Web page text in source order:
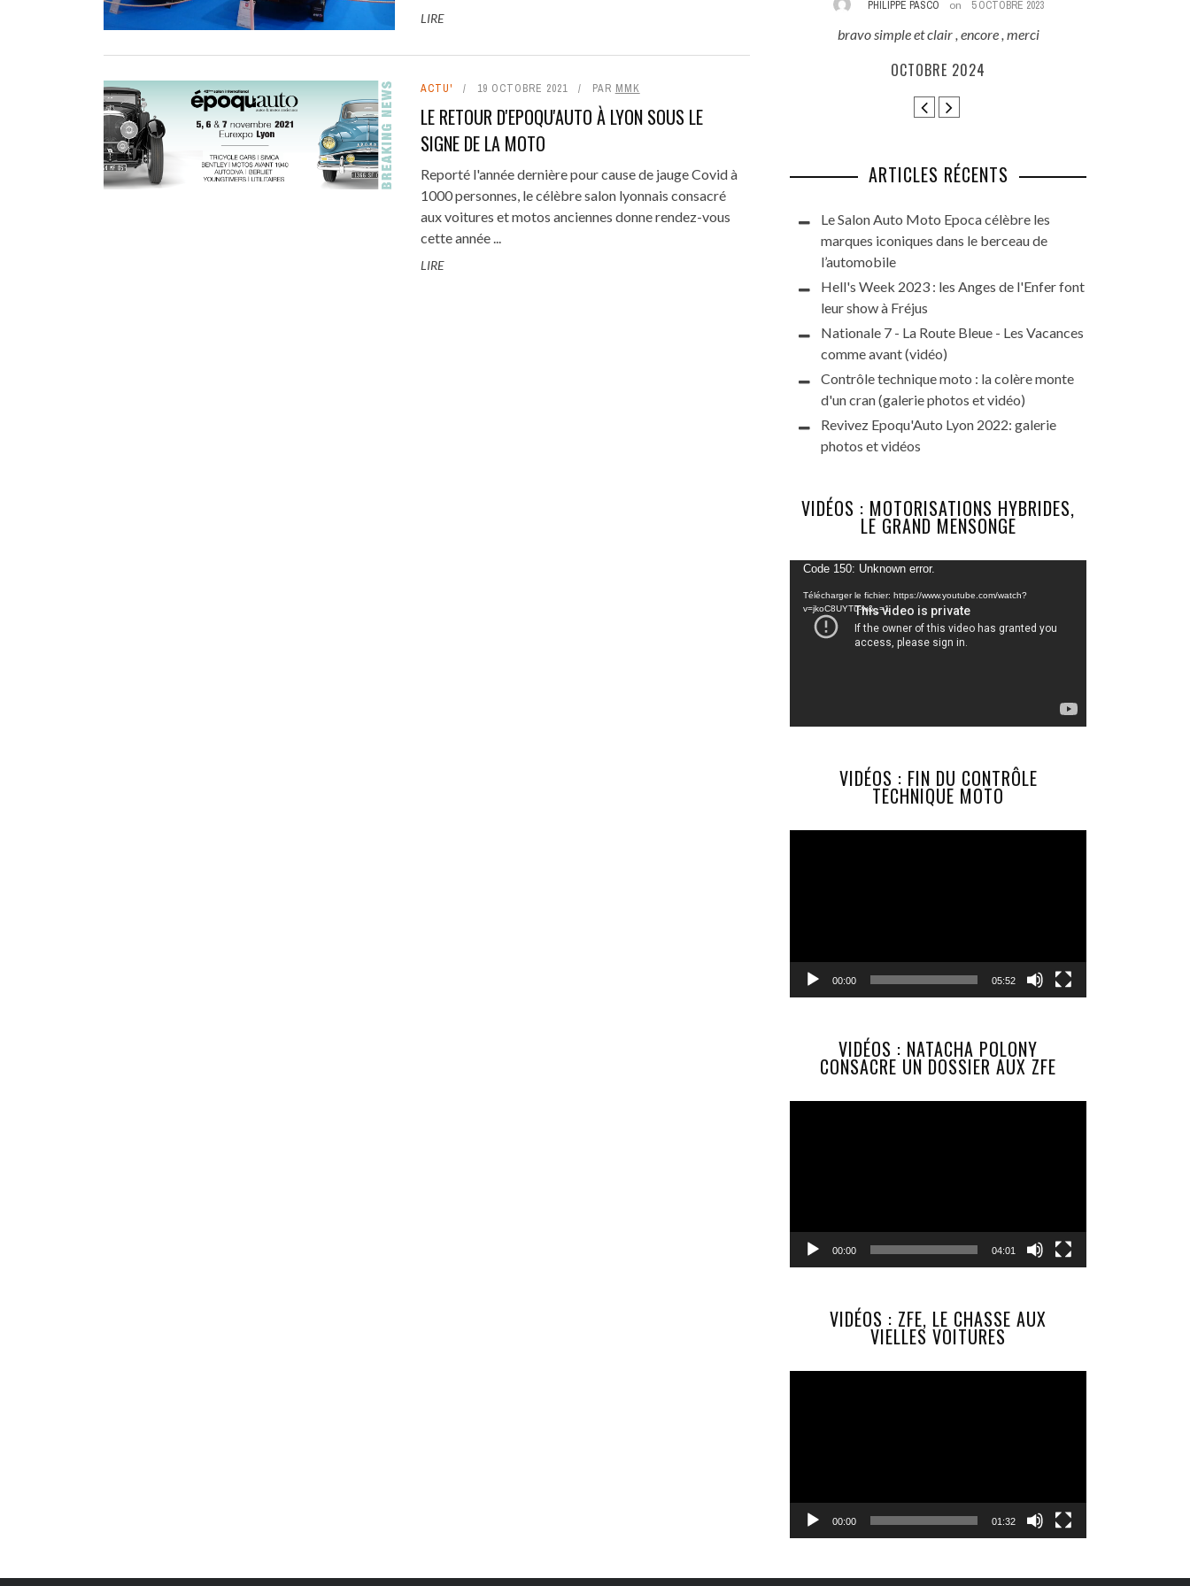
LIRE
ACTU' 19 OCTOBRE 2021 PAR MMK
LE RETOUR D'EPOQU'AUTO À LYON SOUS LE
SIGNE DE LA MOTO
Reporté l'année dernière pour cause de jauge Covid à
1000 personnes, le célèbre salon lyonnais consacré
aux voitures et motos anciennes donne rendez-vous
cette année ...
LIRE
site www.motormecanicklassic.com nous offre des
LA 8E BOURSE EXPO MOTO DE CHAMPOLY
PHILIPPE PASCO on 5 OCTOBRE 2023
bravo simple et clair , encore , merci
OCTOBRE 2024
ARTICLES RÉCENTS
Le Salon Auto Moto Epoca célèbre les
marques iconiques dans le berceau de
l’automobile
Hell's Week 2023 : les Anges de l'Enfer font
leur show à Fréjus
Nationale 7 - La Route Bleue - Les Vacances
comme avant (vidéo)
Contrôle technique moto : la colère monte
d'un cran (galerie photos et vidéo)
Revivez Epoqu'Auto Lyon 2022: galerie
photos et vidéos
VIDÉOS : MOTORISATIONS HYBRIDES,
LE GRAND MENSONGE
Lecteur
vidéo
Code 150: Unknown error.
Télécharger le fichier: https://www.youtube.com/watch?
v=jkoC8UYTu-w&_=1
VIDÉOS : FIN DU CONTRÔLE
TECHNIQUE MOTO
00:00 05:52
VIDÉOS : NATACHA POLONY
CONSACRE UN DOSSIER AUX ZFE
00:00 04:01
VIDÉOS : ZFE, LE CHASSE AUX
VIELLES VOITURES
00:00 01:32